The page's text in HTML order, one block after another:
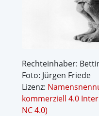
Rechteinhaber:
Foto: Jürgen Friede
Lizenz:
kommerziell 4.0
NC 4.0)